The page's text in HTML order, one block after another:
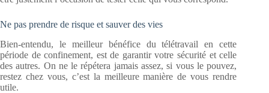
Ne pas prendre de risque et sauver des vies
Bien-entendu, le meilleur bénéfice du télétravail en cette
période de confinement, est de garantir votre sécurité et celle
des autres. On ne le répétera jamais assez, si vous le pouvez,
restez chez vous, c’est la meilleure manière de vous rendre
utile.